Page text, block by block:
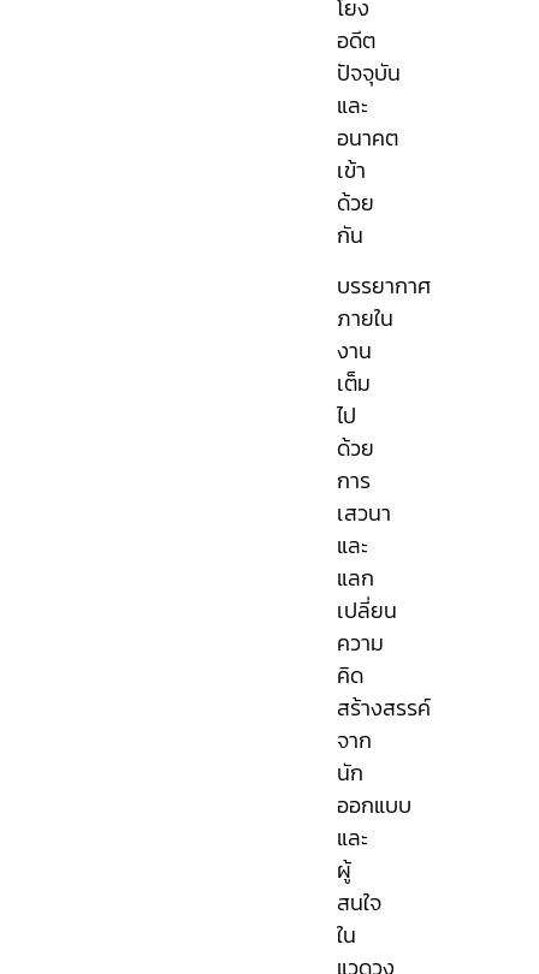
โยง
อดีต
ปัจจุบัน
และ
อนาคต
เข้า
ด้วย
กัน
บรรยากาศ
ภายใน
งาน
เต็ม
ไป
ด้วย
การ
เสวนา
และ
แลก
เปลี่ยน
ความ
คิด
สร้างสรรค์
จาก
นัก
ออกแบบ
และ
ผู้
สนใจ
ใน
แวดวง